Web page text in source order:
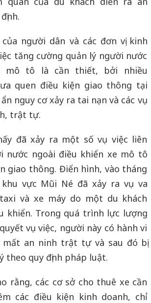
người dân và các đơn vị kinh
tăng cường quản lý người nước
mô tô là cần thiết, bởi nhiều
quen điều kiện giao thông tại
nguy cơ xảy ra tai nạn và các vụ
trật tự.
đã xảy ra một số vụ việc liên
nước ngoài điều khiển xe mô tô
giao thông. Điển hình, vào tháng
vực Mũi Né đã xảy ra vụ va
và xe máy do một du khách
khiển. Trong quá trình lực lượng
vụ việc, người này có hành vi
mất an ninh trật tự và sau đó bị
theo quy định pháp luật.
rằng, các cơ sở cho thuê xe cần
các điều kiện kinh doanh, chỉ